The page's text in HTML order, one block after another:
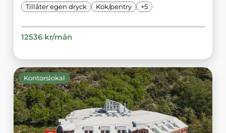
Tillåter egen dryck Kök/pentry +5
12536kr/mån
Kontorslokal